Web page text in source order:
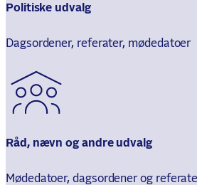
Politiske udvalg
Dagsordener, referater, mødedatoer
Råd, nævn og andre udvalg
Mødedatoer, dagsordener og